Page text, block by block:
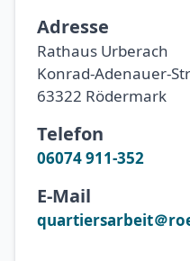
Adresse
Rathaus Urberach
Konrad-Adenauer-
63322 Rödermark
Telefon
06074 911-352
E-Mail
quartiersarbeit＠